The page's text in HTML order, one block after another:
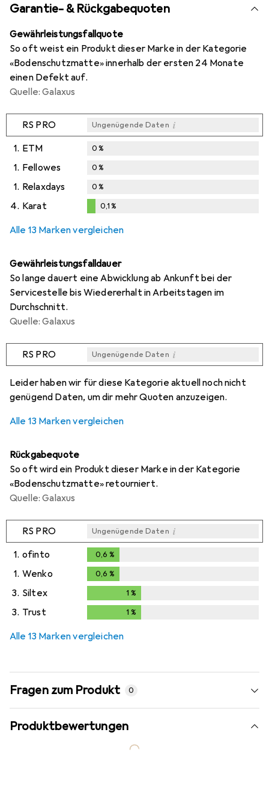
Garantie- & Rückgabequoten
Gewährleistungsfallquote
So oft weist ein Produkt dieser Marke in der Kategorie
«Bodenschutzmatte» innerhalb der ersten 24 Monate
einen Defekt auf.
Quelle: Galaxus
RS PRO Ungenügende Daten i
1. ETM 0%
1. Fellowes 0%
1. Relaxdays 0%
4. Karat 0,1%
Alle 13 Marken vergleichen
Gewährleistungsfalldauer
So lange dauert eine Abwicklung ab Ankunft bei der
Servicestelle bis Wiedererhalt in Arbeitstagen im
Durchschnitt.
Quelle: Galaxus
RS PRO Ungenügende Daten i
i
i
i
i
Leider haben wir für diese Kategorie aktuell noch nicht
genügend Daten, um dir mehr Quoten anzuzeigen.
Alle 13 Marken vergleichen
Rückgabequote
So oft wird ein Produkt dieser Marke in der Kategorie
«Bodenschutzmatte» retourniert.
Quelle: Galaxus
RS PRO Ungenügende Daten i
1. ofinto 0,6 %
1. Wenko 0,6 %
3. Siltex 1 %
3. Trust 1 %
Alle 13 Marken vergleichen
Fragen zum Produkt 0
Produktbewertungen